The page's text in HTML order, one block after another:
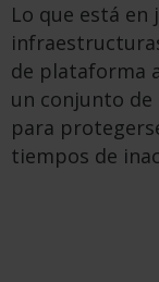
Lo que está
de plataforma
un conjunto
para
tiempos de